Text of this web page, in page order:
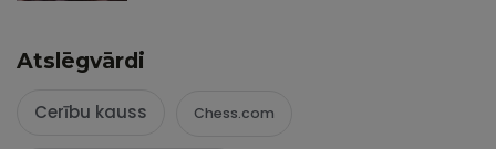
Atslēgvārdi
Cerību kauss Chess.com